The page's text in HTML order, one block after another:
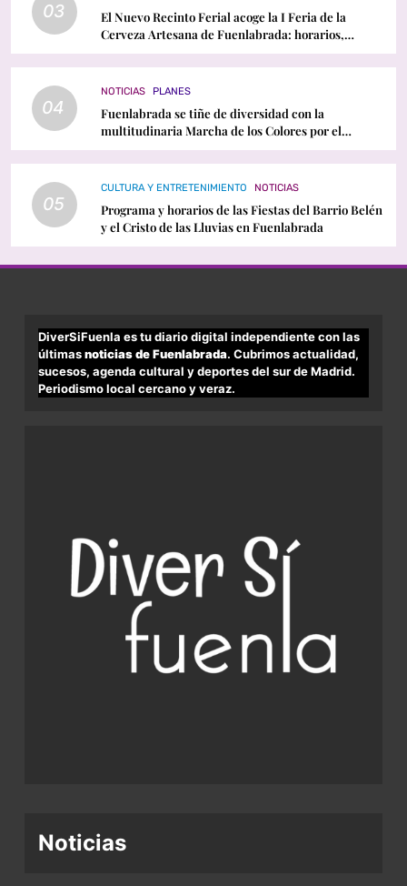
03
El Nuevo Recinto Ferial acoge la I Feria de la
Cerveza Artesana de Fuenlabrada: horarios,
conciertos y programación
04
NOTICIAS PLANES
Fuenlabrada se tiñe de diversidad con la
multitudinaria Marcha de los Colores por el
Orgullo LGTBI
05
CULTURA Y ENTRETENIMIENTO NOTICIAS
Programa y horarios de las Fiestas del Barrio Belén
y el Cristo de las Lluvias en Fuenlabrada
DiverSiFuenla es tu diario digital independiente con las
últimasnoticias de Fuenlabrada. Cubrimos actualidad,
sucesos, agenda cultural y deportes del sur de Madrid.
Periodismo local cercano y veraz.
Noticias